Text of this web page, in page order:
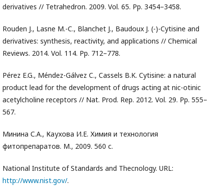
derivatives // Tetrahedron. 2009. Vol. 65. Pp. 3454–3458.
Rouden J., Lasne M.-C., Blanchet J., Baudoux J. (-)-Cytisine and
derivatives: synthesis, reactivity, and applications // Chemical
Reviews. 2014. Vol. 114. Pp. 712–778.
Pérez E.G., Méndez-Gálvez C., Cassels B.K. Cytisine: a natural
product lead for the development of drugs acting at nic-otinic
acetylcholine receptors // Nat. Prod. Rep. 2012. Vol. 29. Pp. 555–
567.
Минина С.А., Каухова И.Е. Химия и технология
фитопрепаратов. М., 2009. 560 с.
National Institute of Standards and Thecnology. URL:
http://www.nist.gov/.